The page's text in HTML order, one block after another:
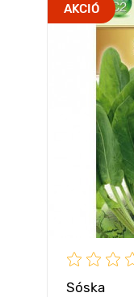
AKCIÓ
Sóska